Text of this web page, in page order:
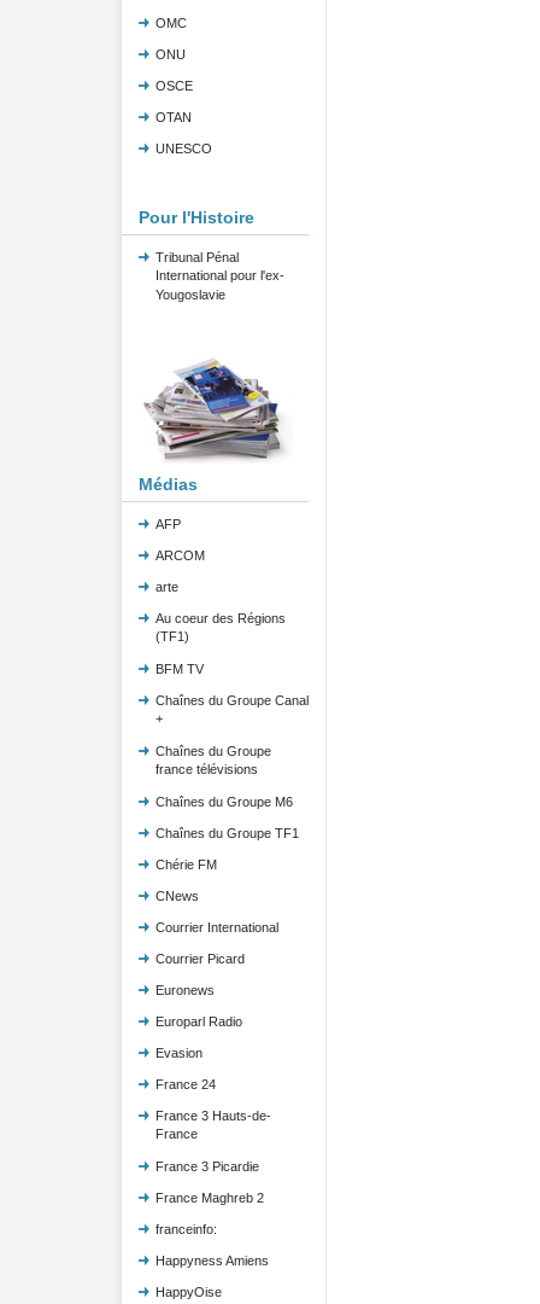
OMC
ONU
OSCE
OTAN
UNESCO
Pour l'Histoire
Tribunal Pénal
International pour l'ex-
Yougoslavie
Médias
AFP
ARCOM
arte
Au coeur des Régions
(TF1)
BFM TV
Chaînes du Groupe Canal
+
Chaînes du Groupe
france télévisions
Chaînes du Groupe M6
Chaînes du Groupe TF1
Chérie FM
CNews
Courrier International
Courrier Picard
Euronews
Europarl Radio
Evasion
France 24
France 3 Hauts-de-
France
France 3 Picardie
France Maghreb 2
franceinfo:
Happyness Amiens
HappyOise